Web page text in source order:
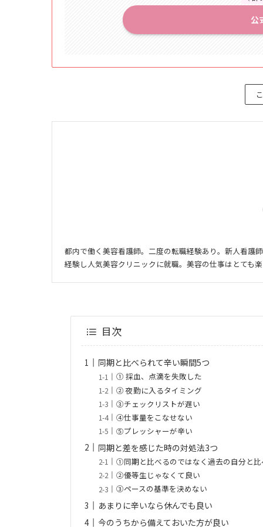
公
都内で働く美容看護師。二度の転職経験あり。新人看護
経験し人気美容クリニックに就職。美容の仕事はとても
目次
同期と比べられて辛い瞬間5つ
① 採血、点滴を失敗した
② 夜勤に入るタイミング
③チェックリストが遅い
④仕事量をこなせない
⑤プレッシャーが辛い
同期と差を感じた時の対処法3つ
①同期と比べるのではなく過去の自分と
②優等生じゃなくて良い
③ペースの基準を決めない
あまりに辛いなら休んでも良い
今のうちから備えておいた方が良い